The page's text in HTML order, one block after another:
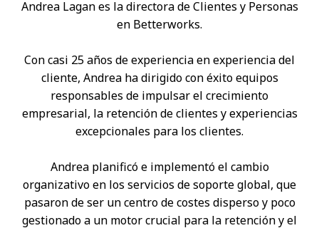
Andrea Lagan es la directora de Clientes y Personas
en Betterworks.
Con casi 25 años de experiencia en experiencia del
cliente, Andrea ha dirigido con éxito equipos
responsables de impulsar el crecimiento
empresarial, la retención de clientes y experiencias
excepcionales para los clientes.
Andrea planificó e implementó el cambio
organizativo en los servicios de soporte global, que
pasaron de ser un centro de costes disperso y poco
gestionado a un motor crucial para la retención y el